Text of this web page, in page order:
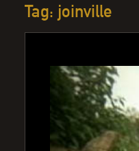
Tag: joinville